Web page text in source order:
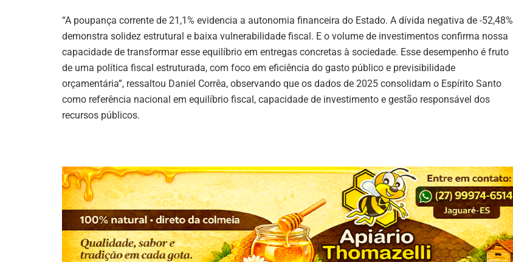
“A poupança corrente de 21,1% evidencia a autonomia financeira do Estado. A dívida negativa de -52,48%
demonstra solidez estrutural e baixa vulnerabilidade fiscal. E o volume de investimentos confirma nossa
capacidade de transformar esse equilíbrio em entregas concretas à sociedade. Esse desempenho é fruto
de uma política fiscal estruturada, com foco em eficiência do gasto público e previsibilidade
orçamentária”, ressaltou Daniel Corrêa, observando que os dados de 2025 consolidam o Espírito Santo
como referência nacional em equilíbrio fiscal, capacidade de investimento e gestão responsável dos
recursos públicos.